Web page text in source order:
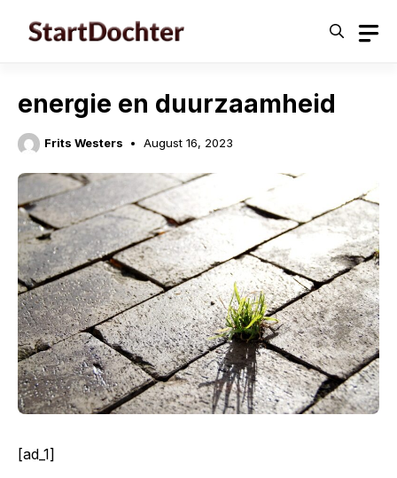
energie en duurzaamheid
Frits Westers August 16, 2023
[ad_1]